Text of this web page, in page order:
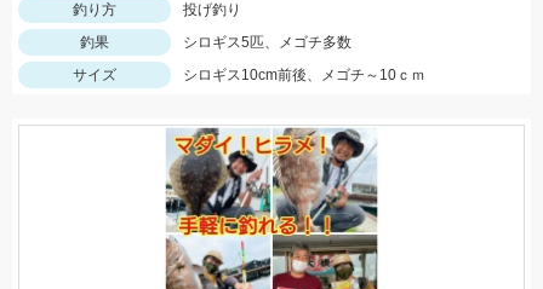
釣り方
投げ釣り
釣果
シロギス5匹、メゴチ多数
サイズ
シロギス10cm前後、メゴチ～10ｃｍ